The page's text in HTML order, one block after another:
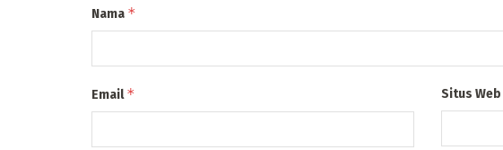
Nama *
Email* Situs Web